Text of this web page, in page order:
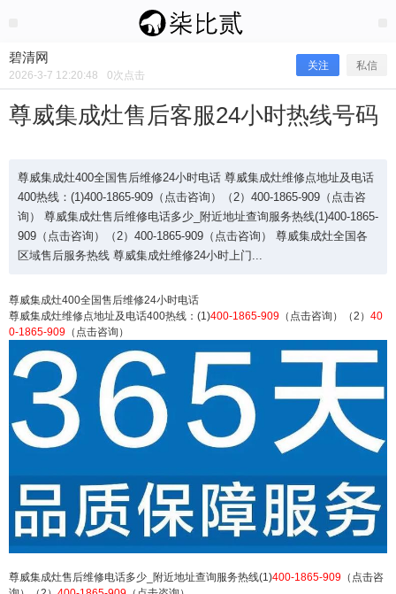
碧清网
2026-3-7 12:20:48 0次点击
关注 私信
尊威集成灶售后客服24小时热线号码
尊威集成灶400全国售后维修24小时电话 尊威集成灶维修点地址及电话
400热线：(1)400-1865-909（点击咨询）（2）400-1865-909（点击咨
询） 尊威集成灶售后维修电话多少_附近地址查询服务热线(1)400-1865-
909（点击咨询）（2）400-1865-909（点击咨询） 尊威集成灶全国各
区域售后服务热线 尊威集成灶维修24小时上门...
尊威集成灶400全国售后维修24小时电话
尊威集成灶维修点地址及电话400热线：(1)400-1865-909 （点击咨询）（2） 40
0-1865-909 （点击咨询）
尊威集成灶售后维修电话多少_附近地址查询服务热线(1)400-1865-909 （点击咨
尊威集成灶售后客服24小时热线号码
尊威集成灶400全国售后维修24小时电话 尊威集成
灶维修点地址及电话400热线：(1)400-1865-909
（点击咨询）（2）400-1865-909（点击咨询） 尊
威集成灶售后维修电话多少_附近地址查询服务热线
(1)400-1865-909（点击咨询）（2）400-1865-909
（点击咨询） 尊威集成灶全国各区域售后服务热线
尊威集成灶维修24小时上门...
扫描二维码继续阅读